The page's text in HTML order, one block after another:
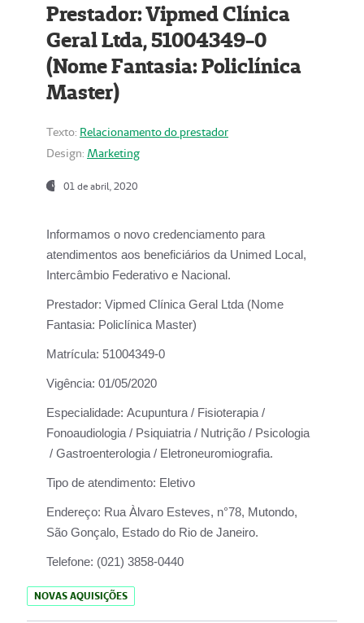
Prestador: Vipmed Clínica
Geral Ltda, 51004349-0
(Nome Fantasia: Policlínica
Master)
Texto: Relacionamento do prestador
Design: Marketing
01 de abril, 2020
Informamos o novo credenciamento para
atendimentos aos beneficiários da Unimed Local,
Intercâmbio Federativo e Nacional.
Prestador: Vipmed Clínica Geral Ltda (Nome
Fantasia: Policlínica Master)
Matrícula: 51004349-0
Vigência: 01/05/2020
Especialidade: Acupuntura / Fisioterapia /
Fonoaudiologia / Psiquiatria / Nutrição / Psicologia
/ Gastroenterologia / Eletroneuromiografia.
Tipo de atendimento: Eletivo
Endereço: Rua Àlvaro Esteves, n°78, Mutondo,
São Gonçalo, Estado do Rio de Janeiro.
Telefone: (021) 3858-0440
NOVAS AQUISIÇÕES